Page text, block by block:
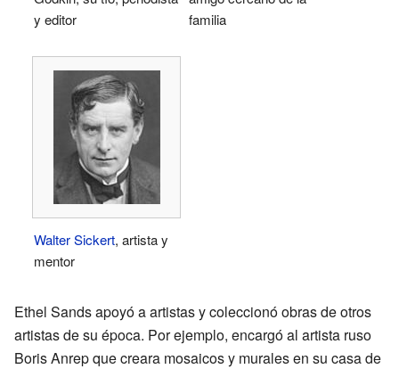
y editor
familia
Walter Sickert, artista y
mentor
Ethel Sands apoyó a artistas y coleccionó obras de otros
artistas de su época. Por ejemplo, encargó al artista ruso
Boris Anrep que creara mosaicos y murales en su casa de